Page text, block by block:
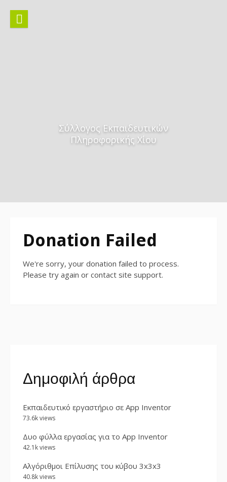
content
Σύλλογος Εκπαιδευτικών
Πληροφορικής Χίου
Donation Failed
We're sorry, your donation failed to process.
Please try again or contact site support.
Δημοφιλή άρθρα
Εκπαιδευτικό εργαστήριο σε App Inventor
73.6k views
Δυο φύλλα εργασίας για το App Inventor
42.1k views
Αλγόριθμοι Επίλυσης του κύβου 3x3x3
40.8k views